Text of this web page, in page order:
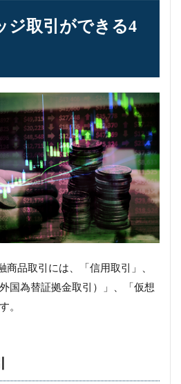
ジ取引ができる4
商品取引には、「信用取引」、
国為替証拠金取引）」、「仮想
。